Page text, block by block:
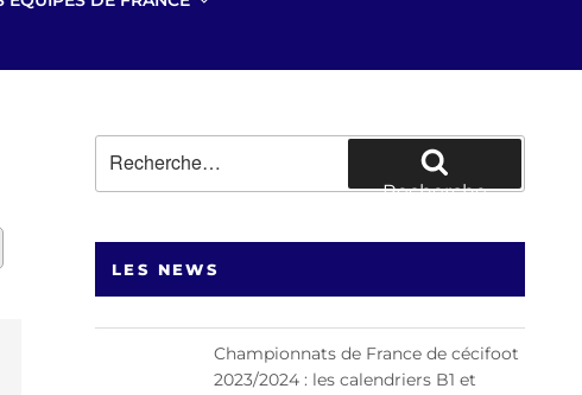
pour
:
Recherche
LES NEWS
Championnats de France de cécifoot
2023/2024 : les calendriers B1 et